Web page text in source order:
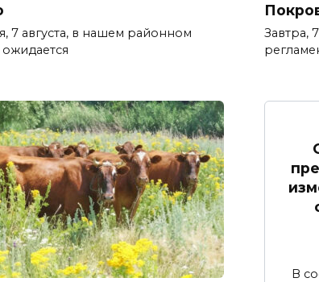
7 августа, в нашем районном
Завтра,
В